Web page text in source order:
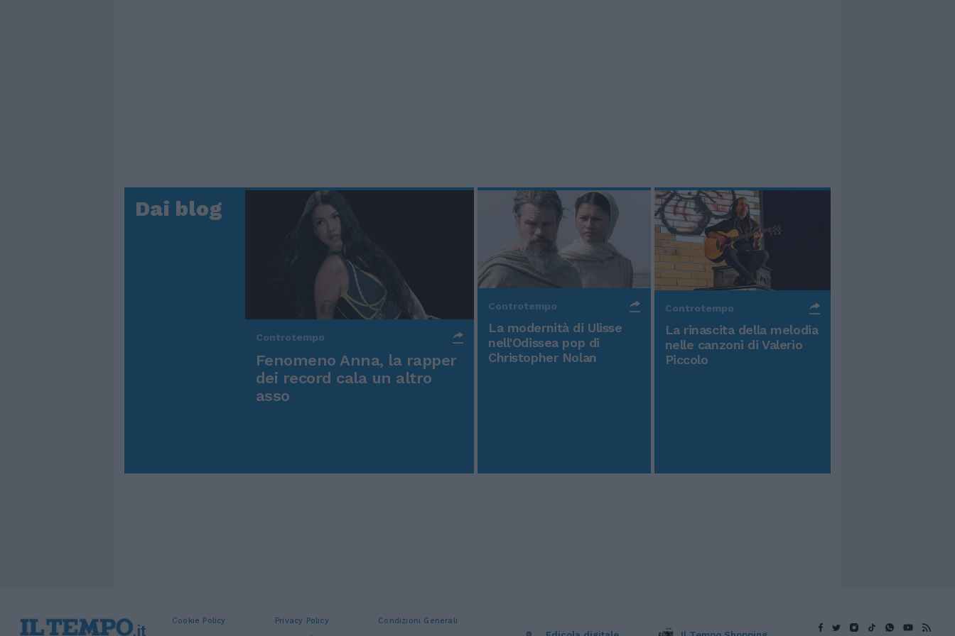
Dai blog
Controtempo
Fenomeno Anna, la rapper
dei record cala un altro
asso
Controtempo
La modernità di Ulisse
nell'Odissea pop di
Christopher Nolan
Controtempo
La rinascita della melodia
nelle canzoni di Valerio
Piccolo
Cookie Policy Privacy Policy
Condizioni Generali